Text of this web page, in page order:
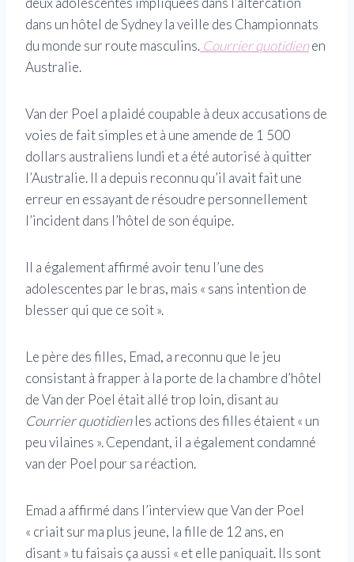
dans un hôtel de Sydney la veille des Championnats
du monde sur route masculins. Courrier quotidienen
Australie.
Van der Poel a plaidé coupable à deux accusations de
voies de fait simples et à une amende de 1 500
dollars australiens lundi et a été autorisé à quitter
l’Australie. Il a depuis reconnu qu’il avait fait une
erreur en essayant de résoudre personnellement
l’incident dans l’hôtel de son équipe.
Il a également affirmé avoir tenu l’une des
adolescentes par le bras, mais « sans intention de
blesser qui que ce soit ».
Le père des filles, Emad, a reconnu que le jeu
consistant à frapper à la porte de la chambre d’hôtel
de Van der Poel était allé trop loin, disant au
Courrier quotidienles actions des filles étaient « un
peu vilaines ». Cependant, il a également condamné
van der Poel pour sa réaction.
Emad a affirmé dans l’interview que Van der Poel
« criait sur ma plus jeune, la fille de 12 ans, en
disant » tu faisais ça aussi « et elle paniquait. Ils sont